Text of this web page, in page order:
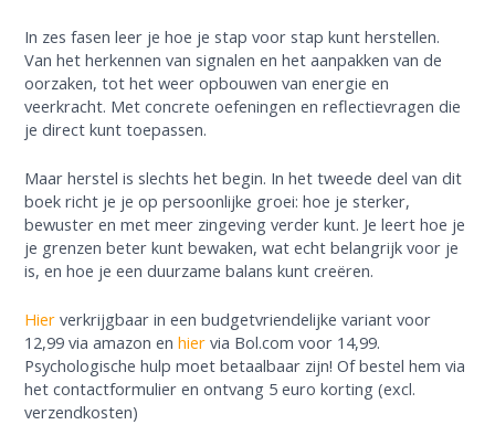
In zes fasen leer je hoe je stap voor stap kunt herstellen.
Van het herkennen van signalen en het aanpakken van de
oorzaken, tot het weer opbouwen van energie en
veerkracht. Met concrete oefeningen en reflectievragen die
je direct kunt toepassen.
Maar herstel is slechts het begin. In het tweede deel van dit
boek richt je je op persoonlijke groei: hoe je sterker,
bewuster en met meer zingeving verder kunt. Je leert hoe je
je grenzen beter kunt bewaken, wat echt belangrijk voor je
is, en hoe je een duurzame balans kunt creëren.
Hierverkrijgbaar in een budgetvriendelijke variant voor
12,99 via amazon en hiervia Bol.com voor 14,99.
Psychologische hulp moet betaalbaar zijn! Of bestel hem via
het contactformulier en ontvang 5 euro korting (excl.
verzendkosten)